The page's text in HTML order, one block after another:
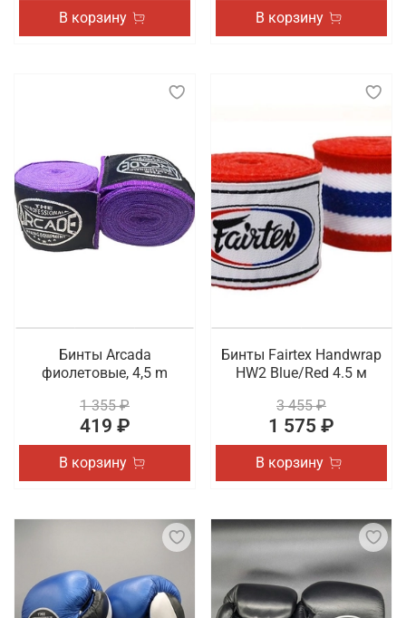
В корзину В корзину
Бинты Arcada
фиолетовые, 4,5 m
1 355 ₽
419 ₽
В корзину
Бинты Fairtex Handwrap
HW2 Blue/Red 4.5 м
3 455 ₽
1 575 ₽
В корзину